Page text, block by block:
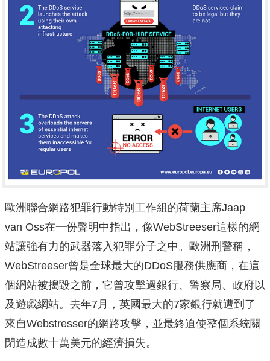
歐洲聯合網路犯罪行動特別工作組的荷蘭主席Jaap
van Oss在一份聲明中指出，像WebStreeser這樣的網
站讓強有力的武器落入犯罪分子之中。歐洲刑警稱，
WebStreeser曾是全球最大的DDoS服務供應商，在這
個網站被搗毀之前，它曾攻擊過銀行、警察局、政府以
及遊戲網站。去年7月，英國最大的7家銀行就遭到了
來自Webstresser的網路攻擊，並最終迫使整個系統關
閉造成數十萬美元的經濟損失。